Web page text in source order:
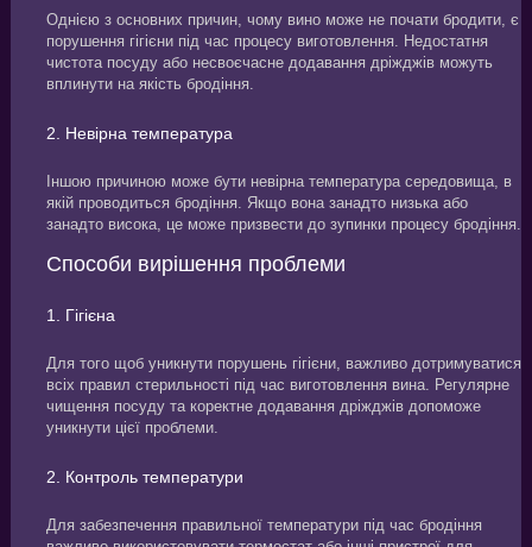
Однією з основних причин, чому вино може не почати бродити, є
порушення гігієни під час процесу виготовлення. Недостатня
чистота посуду або несвоєчасне додавання дріжджів можуть
вплинути на якість бродіння.
2. Невірна температура
Іншою причиною може бути невірна температура середовища, в
якій проводиться бродіння. Якщо вона занадто низька або
занадто висока, це може призвести до зупинки процесу бродіння.
Способи вирішення проблеми
1. Гігієна
Для того щоб уникнути порушень гігієни, важливо дотримуватися
всіх правил стерильності під час виготовлення вина. Регулярне
чищення посуду та коректне додавання дріжджів допоможе
уникнути цієї проблеми.
2. Контроль температури
Для забезпечення правильної температури під час бродіння